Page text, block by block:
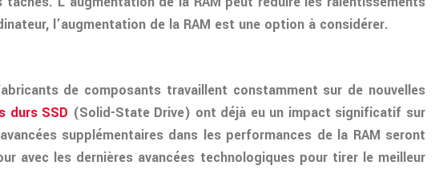
l’augmentation de la RAM est une option à considérer.
de composants travaillent constamment sur de nouvelles
durs SSD (Solid-State Drive) ont déjà eu un impact significatif sur
supplémentaires dans les performances de la RAM seront
avec les dernières avancées technologiques pour tirer le meilleur